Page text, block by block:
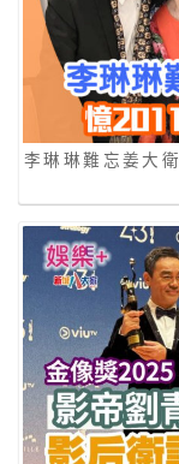
李琳琳難忘姜大